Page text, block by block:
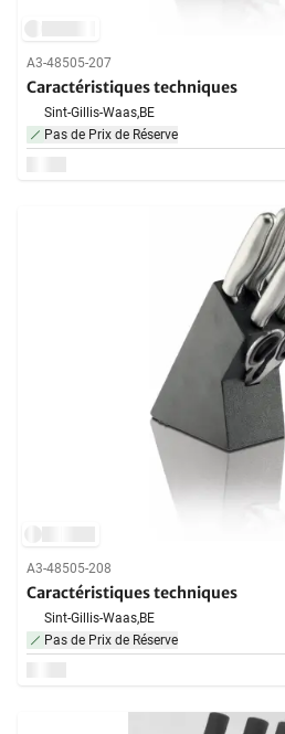
A3-48505-207
Caractéristiques techniques
Sint-Gillis-Waas,BE
Pas de Prix de Réserve
A3-48505-208
Caractéristiques techniques
Sint-Gillis-Waas,BE
Pas de Prix de Réserve